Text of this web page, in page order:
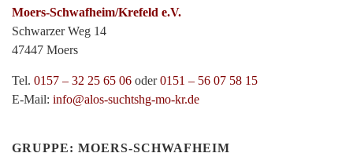
Moers-Schwafheim/Krefeld e.V.
Schwarzer Weg 14
47447 Moers
Tel. 0157 – 32 25 65 06 oder0151 – 56 07 58 15
E-Mail: info@alos-suchtshg-mo-kr.de
GRUPPE: MOERS-SCHWAFHEIM